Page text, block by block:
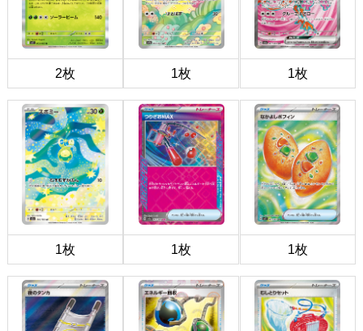
2枚 1枚 1枚
1枚 1枚 1枚